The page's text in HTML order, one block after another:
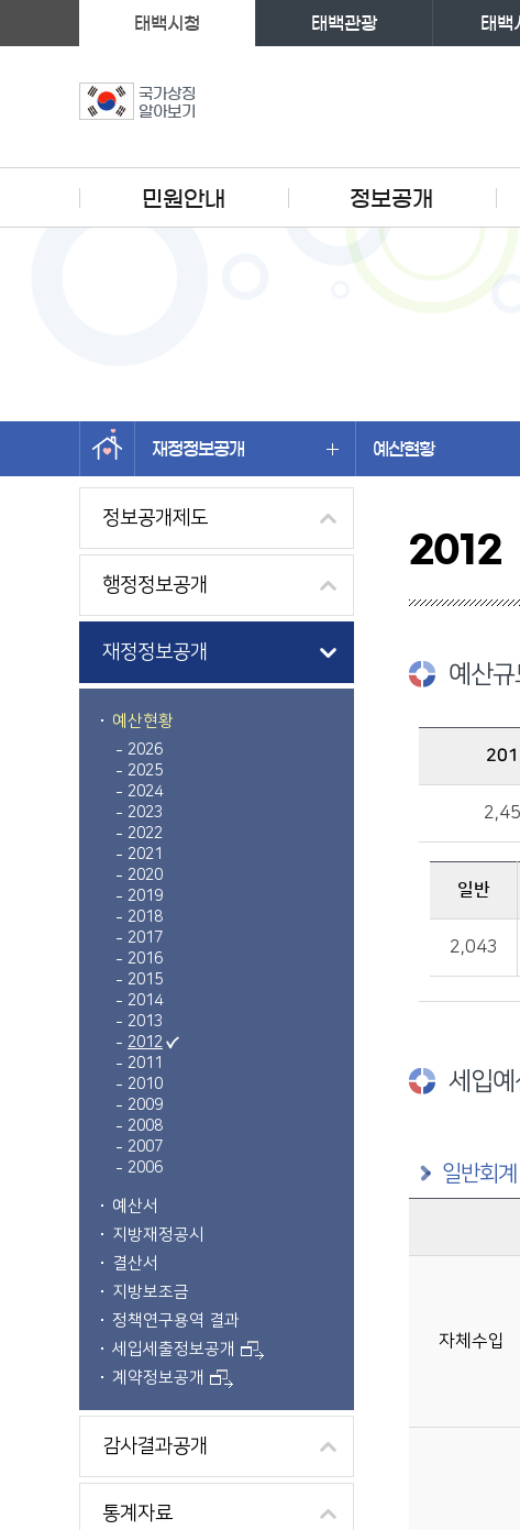
국가상징
알아보기
태백시청 태백관광 태백
민원안내 정보공개
재정정보공개 예산현황
왼쪽메뉴
정보공개제도
행정정보공개
재정정보공개
예산현황
2026
2025
2024
2023
2022
2021
2020
2019
2018
2017
2016
2015
2014
2013
2012
2011
2010
2009
2008
2007
2006
예산서
지방재정공시
결산서
지방보조금
정책연구용역 결과
세입세출정보공개
계약정보공개
감사결과공개
통계자료
2012
예산규
일반
2,043
세입예
일반회
자체수입